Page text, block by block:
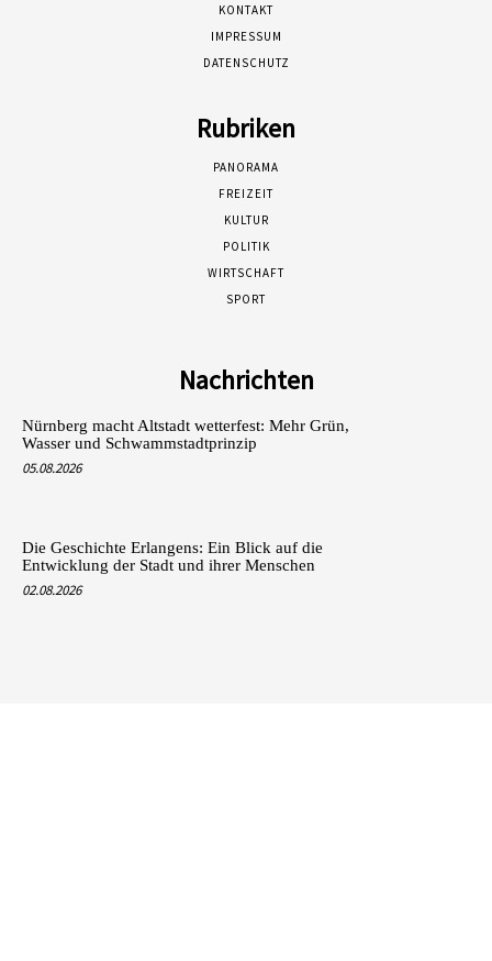
KONTAKT
IMPRESSUM
DATENSCHUTZ
Rubriken
PANORAMA
FREIZEIT
KULTUR
POLITIK
WIRTSCHAFT
SPORT
Nachrichten
Nürnberg macht Altstadt wetterfest: Mehr Grün,
Wasser und Schwammstadtprinzip
05.08.2026
Die Geschichte Erlangens: Ein Blick auf die
Entwicklung der Stadt und ihrer Menschen
02.08.2026